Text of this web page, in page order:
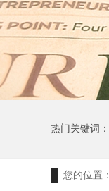
热门关键词：
您的位置：